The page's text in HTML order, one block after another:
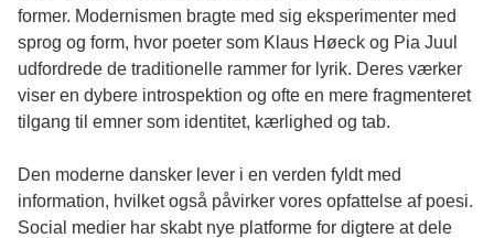
former. Modernismen bragte med sig eksperimenter med
sprog og form, hvor poeter som Klaus Høeck og Pia Juul
udfordrede de traditionelle rammer for lyrik. Deres værker
viser en dybere introspektion og ofte en mere fragmenteret
tilgang til emner som identitet, kærlighed og tab.
Den moderne dansker lever i en verden fyldt med
information, hvilket også påvirker vores opfattelse af poesi.
Social medier har skabt nye platforme for digtere at dele